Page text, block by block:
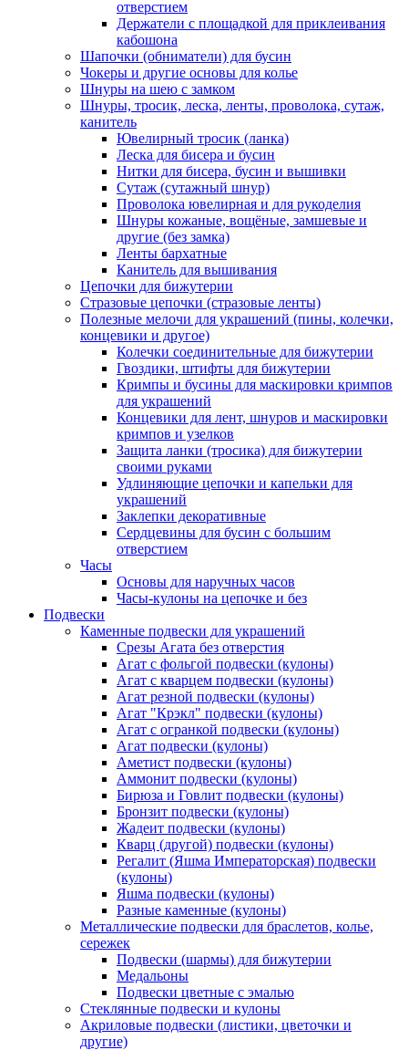
отверстием
Держатели с площадкой для приклеивания
кабошона
Шапочки (обниматели) для бусин
Чокеры и другие основы для колье
Шнуры на шею с замком
Шнуры, тросик, леска, ленты, проволока, сутаж,
канитель
Ювелирный тросик (ланка)
Леска для бисера и бусин
Нитки для бисера, бусин и вышивки
Сутаж (сутажный шнур)
Проволока ювелирная и для рукоделия
Шнуры кожаные, вощёные, замшевые и
другие (без замка)
Ленты бархатные
Канитель для вышивания
Цепочки для бижутерии
Стразовые цепочки (стразовые ленты)
Полезные мелочи для украшений (пины, колечки,
концевики и другое)
Колечки соединительные для бижутерии
Гвоздики, штифты для бижутерии
Кримпы и бусины для маскировки кримпов
для украшений
Концевики для лент, шнуров и маскировки
кримпов и узелков
Защита ланки (тросика) для бижутерии
своими руками
Удлиняющие цепочки и капельки для
украшений
Заклепки декоративные
Сердцевины для бусин с большим
отверстием
Часы
Основы для наручных часов
Часы-кулоны на цепочке и без
Подвески
Каменные подвески для украшений
Срезы Агата без отверстия
Агат с фольгой подвески (кулоны)
Агат с кварцем подвески (кулоны)
Агат резной подвески (кулоны)
Агат "Крэкл" подвески (кулоны)
Агат с огранкой подвески (кулоны)
Агат подвески (кулоны)
Аметист подвески (кулоны)
Аммонит подвески (кулоны)
Бирюза и Говлит подвески (кулоны)
Бронзит подвески (кулоны)
Жадеит подвески (кулоны)
Кварц (другой) подвески (кулоны)
Регалит (Яшма Императорская) подвески
(кулоны)
Яшма подвески (кулоны)
Разные каменные (кулоны)
Металлические подвески для браслетов, колье,
сережек
Подвески (шармы) для бижутерии
Медальоны
Подвески цветные с эмалью
Стеклянные подвески и кулоны
Акриловые подвески (листики, цветочки и
другие)